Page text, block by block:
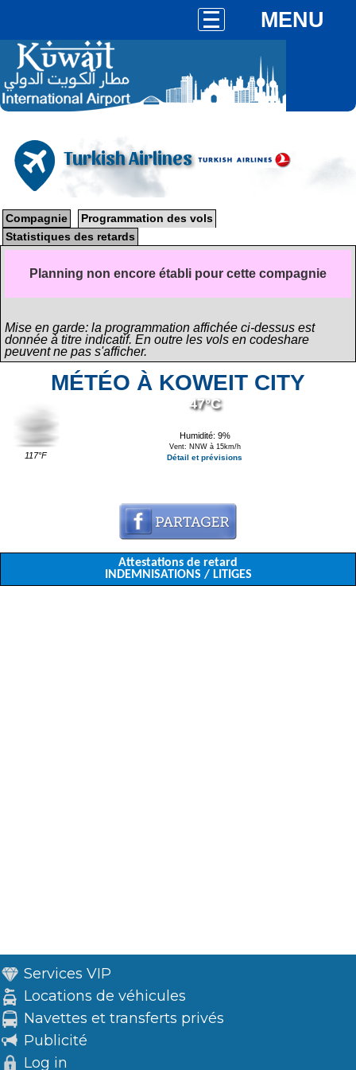
MENU
Turkish Airlines
Compagnie
Programmation des vols
Statistiques des retards
Planning non encore établi pour cette compagnie
Mise en garde: la programmation affichée ci-dessus est
donnée à titre indicatif. En outre les vols en codeshare
peuvent ne pas s'afficher.
MÉTÉO À KOWEIT CITY
117°F
47°C
Humidité: 9%
Vent: NNW à 15km/h
Détail et prévisions
Attestations de retard
INDEMNISATIONS / LITIGES
Services VIP
Locations de véhicules
Navettes et transferts privés
Publicité
Log in